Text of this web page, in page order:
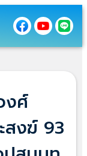
งศ์
สงฆ์ 93